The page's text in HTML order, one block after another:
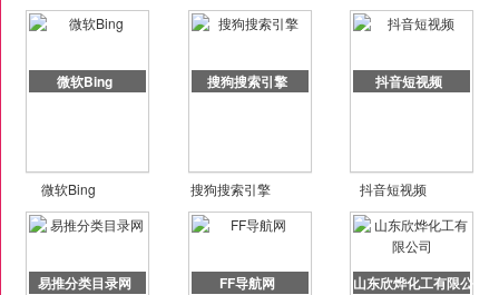
微软Bing
微软Bing
搜狗搜索引擎
搜狗搜索引擎
抖音短视频
抖音短视频
易推分类目录网 FF导航网 山东欣烨化工有限公司